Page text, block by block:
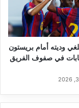
وديته أمام بريستون
في صفوف الفريق